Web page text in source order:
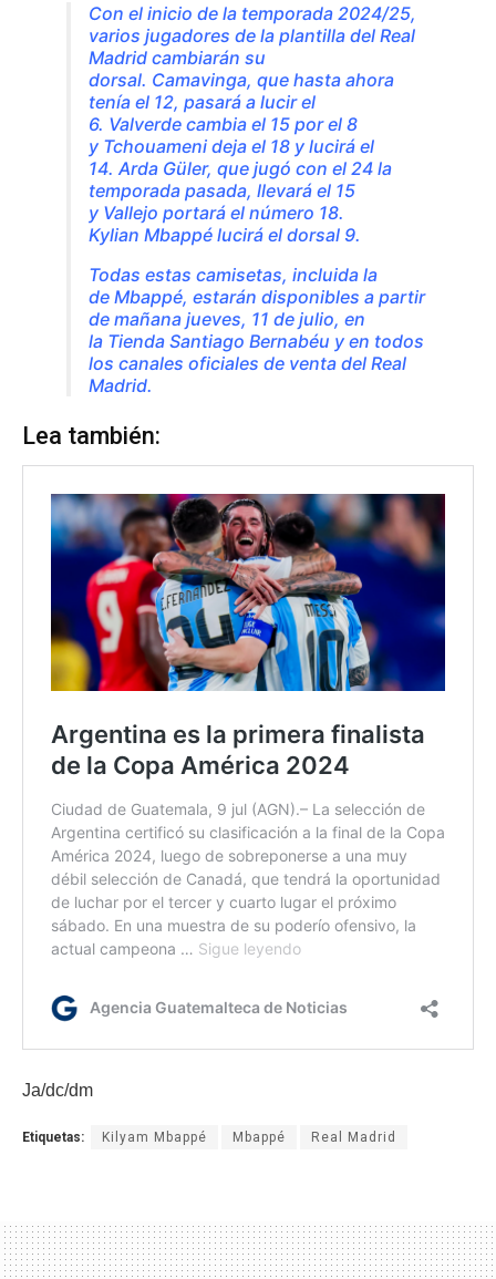
Con el inicio de la temporada 2024/25,
varios jugadores de la plantilla del Real
Madrid cambiarán su
dorsal. Camavinga, que hasta ahora
tenía el 12, pasará a lucir el
6. Valverde cambia el 15 por el 8
y Tchouameni deja el 18 y lucirá el
14. Arda Güler, que jugó con el 24 la
temporada pasada, llevará el 15
y Vallejo portará el número 18.
Kylian Mbappé lucirá el dorsal 9.
Todas estas camisetas, incluida la
de Mbappé, estarán disponibles a partir
de mañana jueves, 11 de julio, en
la Tienda Santiago Bernabéu y en todos
los canales oficiales de venta del Real
Madrid.
Lea también:
Ja/dc/dm
Etiquetas: Kilyam Mbappé Mbappé Real Madrid